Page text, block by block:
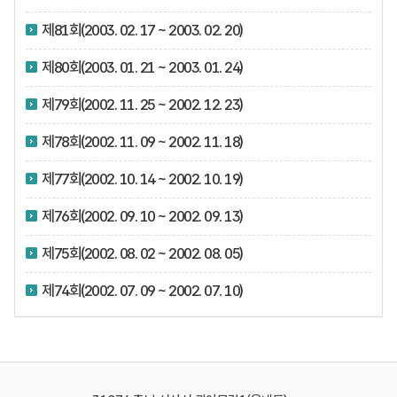
제81회(2003. 02. 17 ~ 2003. 02. 20)
제80회(2003. 01. 21 ~ 2003. 01. 24)
제79회(2002. 11. 25 ~ 2002. 12. 23)
제78회(2002. 11. 09 ~ 2002. 11. 18)
제77회(2002. 10. 14 ~ 2002. 10. 19)
제76회(2002. 09. 10 ~ 2002. 09. 13)
제75회(2002. 08. 02 ~ 2002. 08. 05)
제74회(2002. 07. 09 ~ 2002. 07. 10)